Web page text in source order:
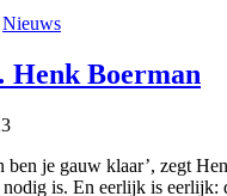
Nieuws
Boerman
ben je gauw klaar’, zegt
nodig is. En eerlijk is